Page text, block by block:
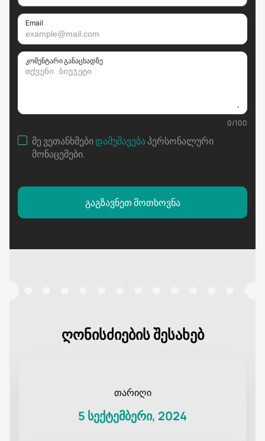
Email
კომენტარი განაცხადზე
0/100
მე ვეთანხმებიდამუშავებაპერსონალური
მონაცემები.
გაგზავნეთ მოთხოვნა
ღონისძიების შესახებ
თარიღი
5 სექტემბერი, 2024